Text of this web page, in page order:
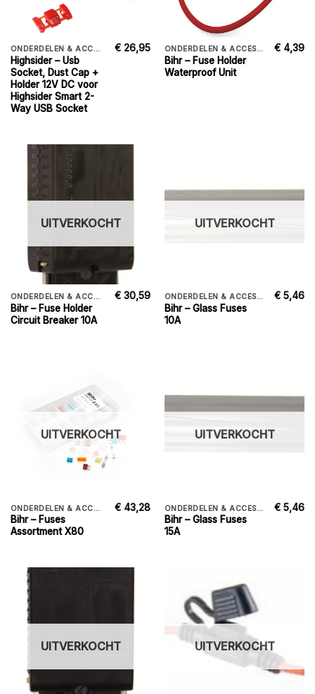
ONDERDELEN & ACCESSORIES
Highsider – Usb
Socket, Dust Cap +
Holder 12V DC voor
Highsider Smart 2-
Way USB Socket
€ 26,95 ONDERDELEN & ACCESSORIES
Bihr – Fuse Holder
Waterproof Unit
€ 4,39
UITVERKOCHT
ONDERDELEN & ACCESSORIES
Bihr – Fuse Holder
Circuit Breaker 10A
€ 30,59
UITVERKOCHT
ONDERDELEN & ACCESSORIES
Bihr – Glass Fuses
10A
€ 5,46
UITVERKOCHT
ONDERDELEN & ACCESSORIES
Bihr – Fuses
Assortment X80
€ 43,28
UITVERKOCHT
ONDERDELEN & ACCESSORIES
Bihr – Glass Fuses
15A
€ 5,46
UITVERKOCHT UITVERKOCHT